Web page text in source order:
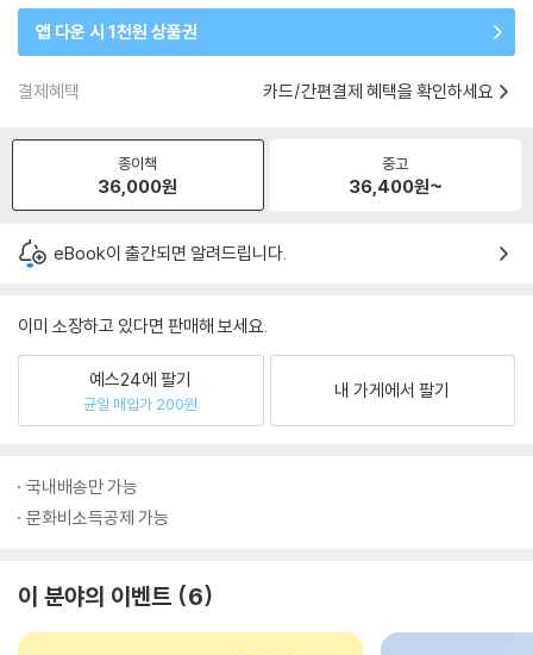
앱 다운 시 1천원 상품권
결제혜택 카드/간편결제 혜택을 확인하세요
종이책
36,000원
중고
36,400원~
eBook이 출간되면 알려드립니다.
이미 소장하고 있다면 판매해 보세요.
예스24에 팔기
균일 매입가 200원
내 가게에서 팔기
국내배송만 가능
문화비소득공제 가능
이 분야의 이벤트 6